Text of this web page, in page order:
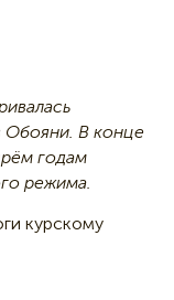
Обояни. В конце
годам
режима.